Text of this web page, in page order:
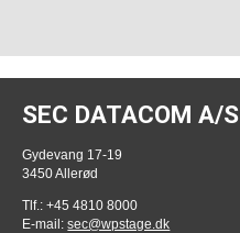
SEC DATACOM A/S
Gydevang 17-19
3450 Allerød
Tlf.: +45 4810 8000
E-mail:sec@wpstage.dk